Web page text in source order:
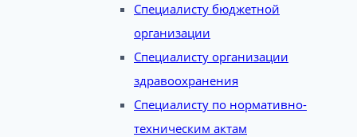
Специалисту бюджетной
организации
Специалисту организации
здравоохранения
Специалисту по нормативно-
техническим актам